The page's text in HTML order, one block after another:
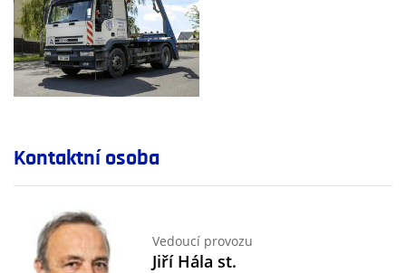
Kontaktní osoba
Vedoucí provozu
Jiří Hála st.